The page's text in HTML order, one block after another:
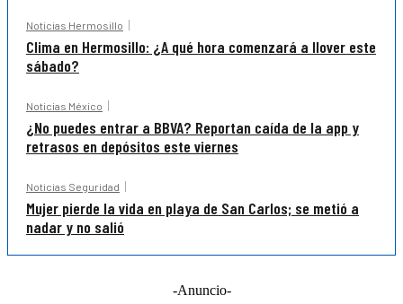
Noticias Hermosillo
Clima en Hermosillo: ¿A qué hora comenzará a llover este
sábado?
Noticias México
¿No puedes entrar a BBVA? Reportan caída de la app y
retrasos en depósitos este viernes
Noticias Seguridad
Mujer pierde la vida en playa de San Carlos; se metió a
nadar y no salió
-Anuncio-